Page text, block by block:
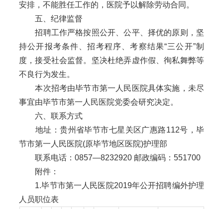
安排，不能胜任工作的，医院予以解除劳动合同。
五、纪律监督
招聘工作严格按照公开、公平、择优的原则，坚
持公开报考条件、招考程序、考察结果“三公开”制
度，接受社会监督。坚决杜绝弄虚作假、徇私舞弊等
不良行为发生。
本次招考由毕节市第一人民医院具体实施，未尽
事宜由毕节市第一人民医院党委会研究决定。
六、联系方式
地址：贵州省毕节市七星关区广惠路112号，毕
节市第一人民医院(原毕节地区医院)护理部
联系电话：0857—8232920 邮政编码：551700
附件：
1.毕节市第一人民医院2019年公开招聘编外护理
人员职位表